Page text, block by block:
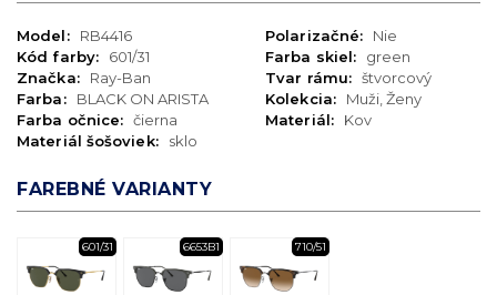
Model:
RB4416
Kód farby:
601/31
Značka:
Ray-Ban
Farba:
BLACK ON ARISTA
Farba očnice: čierna
Materiál šošoviek:
sklo
Polarizačné:
Nie
Farba skiel:
green
Tvar rámu: štvorcový
Kolekcia:
Muži, Ženy
Materiál:
Kov
FAREBNÉ VARIANTY
601/31 6653B1 710/51